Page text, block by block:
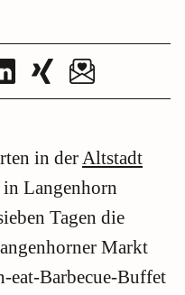
in der Altstadt
Langenhorn
Tagen die
Markt
eat-Barbecue-Buffet